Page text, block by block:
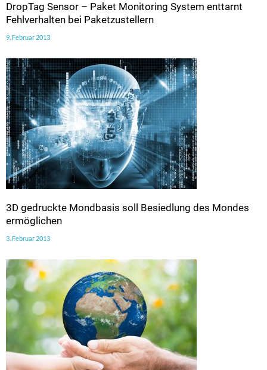
DropTag Sensor – Paket Monitoring System enttarnt
Fehlverhalten bei Paketzustellern
9. Februar 2013
3D gedruckte Mondbasis soll Besiedlung des Mondes
ermöglichen
3. Februar 2013